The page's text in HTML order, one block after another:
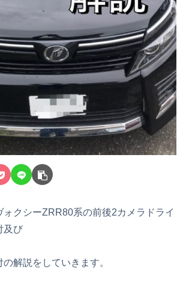
クシーZRR80系の前後2カメラドライ
及び
解説をしていきます。